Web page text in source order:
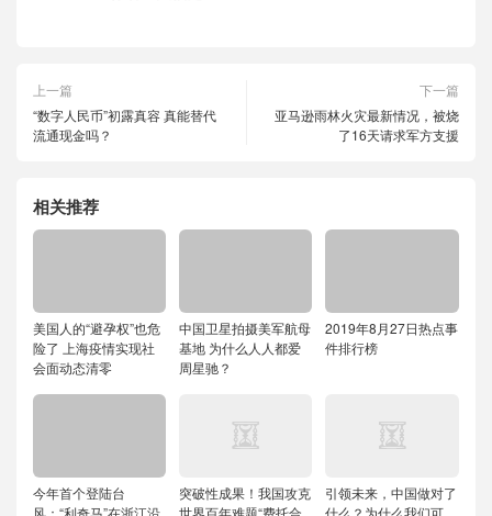
上一篇
“数字人民币”初露真容 真能替代
流通现金吗？
下一篇
亚马逊雨林火灾最新情况，被烧
了16天请求军方支援
相关推荐
美国人的“避孕权”也危
险了 上海疫情实现社
会面动态清零
中国卫星拍摄美军航母
基地 为什么人人都爱
周星驰？
2019年8月27日热点事
件排行榜
今年首个登陆台
风：“利奇马”在浙江沿
突破性成果！我国攻克
世界百年难题“费托合
引领未来，中国做对了
什么？为什么我们可